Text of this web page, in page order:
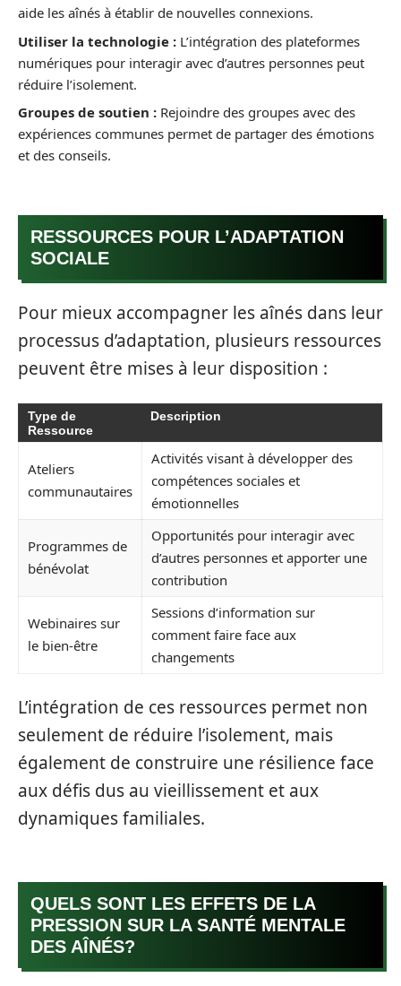
aide les aînés à établir de nouvelles connexions.
Utiliser la technologie : L’intégration des plateformes
numériques pour interagir avec d’autres personnes peut
réduire l’isolement.
Groupes de soutien : Rejoindre des groupes avec des
expériences communes permet de partager des émotions
et des conseils.
RESSOURCES POUR L’ADAPTATION
SOCIALE
Pour mieux accompagner les aînés dans leur
processus d’adaptation, plusieurs ressources
peuvent être mises à leur disposition :
Type de
Ressource
Description
Ateliers
communautaires
Activités visant à développer des
compétences sociales et
émotionnelles
Programmes de
bénévolat
Opportunités pour interagir avec
d’autres personnes et apporter une
contribution
Webinaires sur
le bien-être
Sessions d’information sur
comment faire face aux
changements
L’intégration de ces ressources permet non
seulement de réduire l’isolement, mais
également de construire une résilience face
aux défis dus au vieillissement et aux
dynamiques familiales.
QUELS SONT LES EFFETS DE LA
PRESSION SUR LA SANTÉ MENTALE
DES AÎNÉS?